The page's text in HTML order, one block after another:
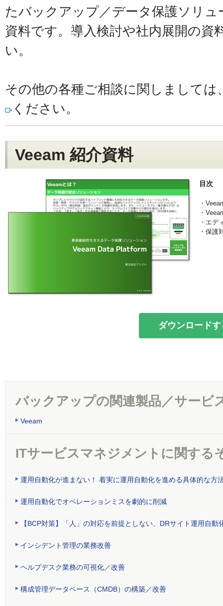
たバックアップ／データ保護ソリュ
資料です。導入検討や社内展開の資
い。
その他の各種ご相談に関しましては
ください。
Veeam 紹介資料
目次
・
・
・エデ
・保護
ダウンロードす
バックアップの関連製品／サービ
Veeam
ITサービスマネジメントに関する
運用自動化が進まない！ 着実に運用自動化を進める具体的な方
運用自動化でオペレーションミスを劇的に削減
【BCP対策】「人」の対応を前提としない、DRサイト運用自動
インシデント管理の業務改善
ヘルプデスク業務の可視化／改善
構成管理データベース（CMDB）の構築／改善